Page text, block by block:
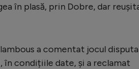
în plasă, prin Dobre, dar
a comentat jocul
condițiile date, și a reclamat